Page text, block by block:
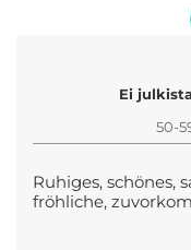
Ei
50-
Ruhiges, schönes,
fröhliche,